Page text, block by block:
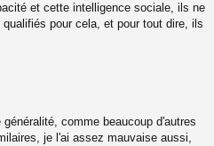
et cette intelligence sociale, ils ne
pour cela, et pour tout dire, ils
comme beaucoup d'autres
je l'ai assez mauvaise aussi,